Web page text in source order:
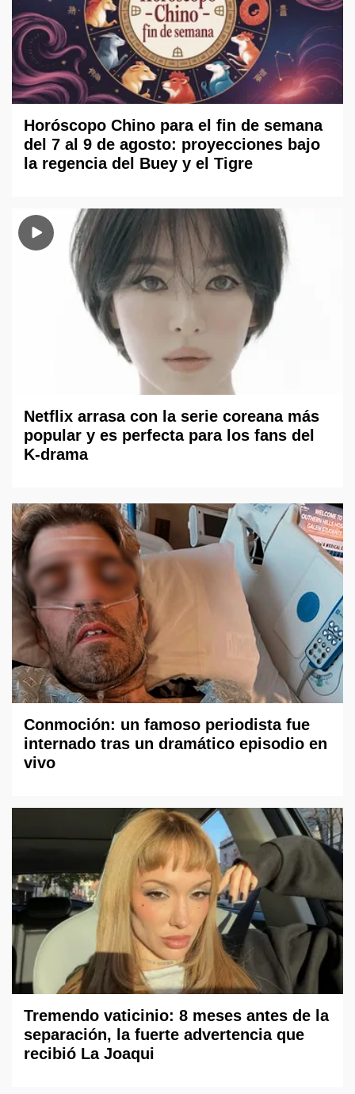
Horóscopo Chino para el fin de semana
del 7 al 9 de agosto: proyecciones bajo
la regencia del Buey y el Tigre
Netflix arrasa con la serie coreana más
popular y es perfecta para los fans del
K-drama
Conmoción: un famoso periodista fue
internado tras un dramático episodio en
vivo
Tremendo vaticinio: 8 meses antes de la
separación, la fuerte advertencia que
recibió La Joaqui